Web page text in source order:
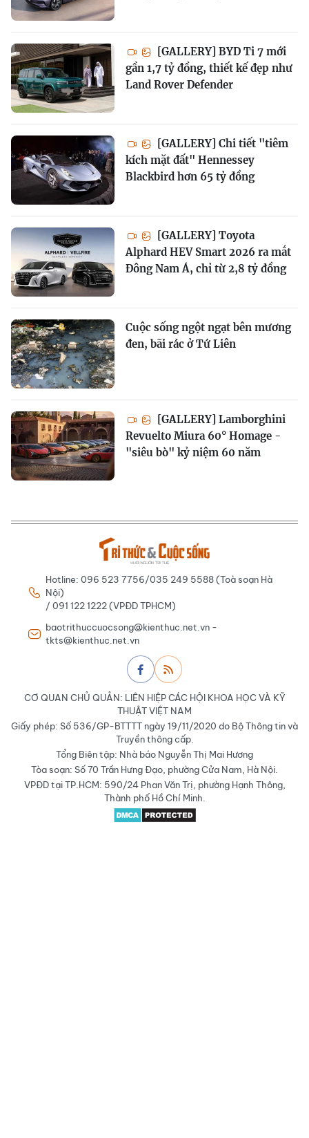
[GALLERY] BYD Ti 7 mới
gần 1,7 tỷ đồng, thiết kế đẹp như
Land Rover Defender
[GALLERY] Chi tiết "tiêm
kích mặt đất" Hennessey
Blackbird hơn 65 tỷ đồng
[GALLERY] Toyota
Alphard HEV Smart 2026 ra mắt
Đông Nam Á, chỉ từ 2,8 tỷ đồng
Cuộc sống ngột ngạt bên mương
đen, bãi rác ở Tứ Liên
[GALLERY] Lamborghini
Revuelto Miura 60° Homage -
"siêu bò" kỷ niệm 60 năm
Hotline: 096 523 7756/035 249 5588 (Toà soạn Hà
Nội)
/ 091 122 1222 (VPĐD TPHCM)
baotrithuccuocsong@kienthuc.net.vn -
tkts@kienthuc.net.vn
CƠ QUAN CHỦ QUẢN: LIÊN HIỆP CÁC HỘI KHOA HỌC VÀ KỸ
THUẬT VIỆT NAM
Giấy phép: Số 536/GP-BTTTT ngày 19/11/2020 do Bộ Thông tin và
Truyền thông cấp.
Tổng Biên tập: Nhà báo Nguyễn Thị Mai Hương
Tòa soạn: Số 70 Trần Hưng Đạo, phường Cửa Nam, Hà Nội.
VPĐD tại TP.HCM: 590/24 Phan Văn Trị, phường Hạnh Thông,
Thành phố Hồ Chí Minh.